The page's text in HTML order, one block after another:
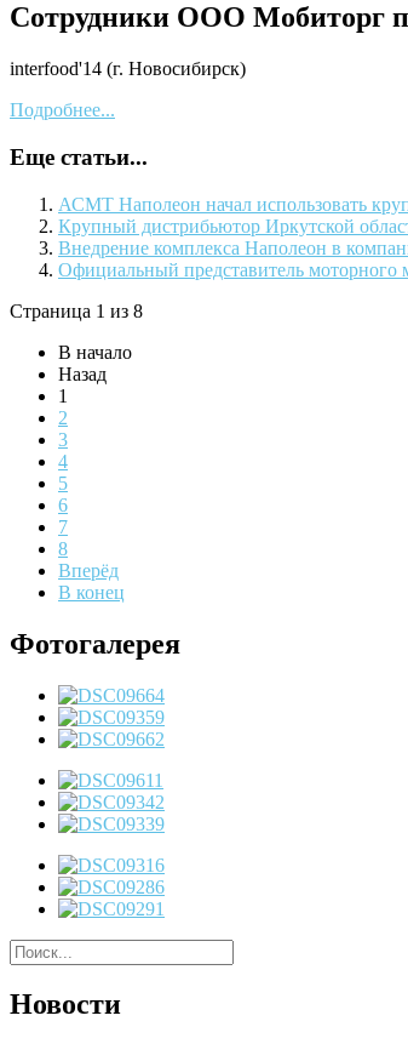
Сотрудники ООО Мобиторг
interfood'14 (г. Новосибирск)
Подробнее...
Еще статьи...
АСМТ Наполеон начал использовать
Крупный дистрибьютор Иркутской
Внедрение комплекса Наполеон в
Официальный представитель
Страница 1 из 8
В начало
Назад
1
2
3
4
5
6
7
8
Вперёд
В конец
Фотогалерея
Новости